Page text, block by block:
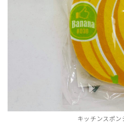
キッチンスポン